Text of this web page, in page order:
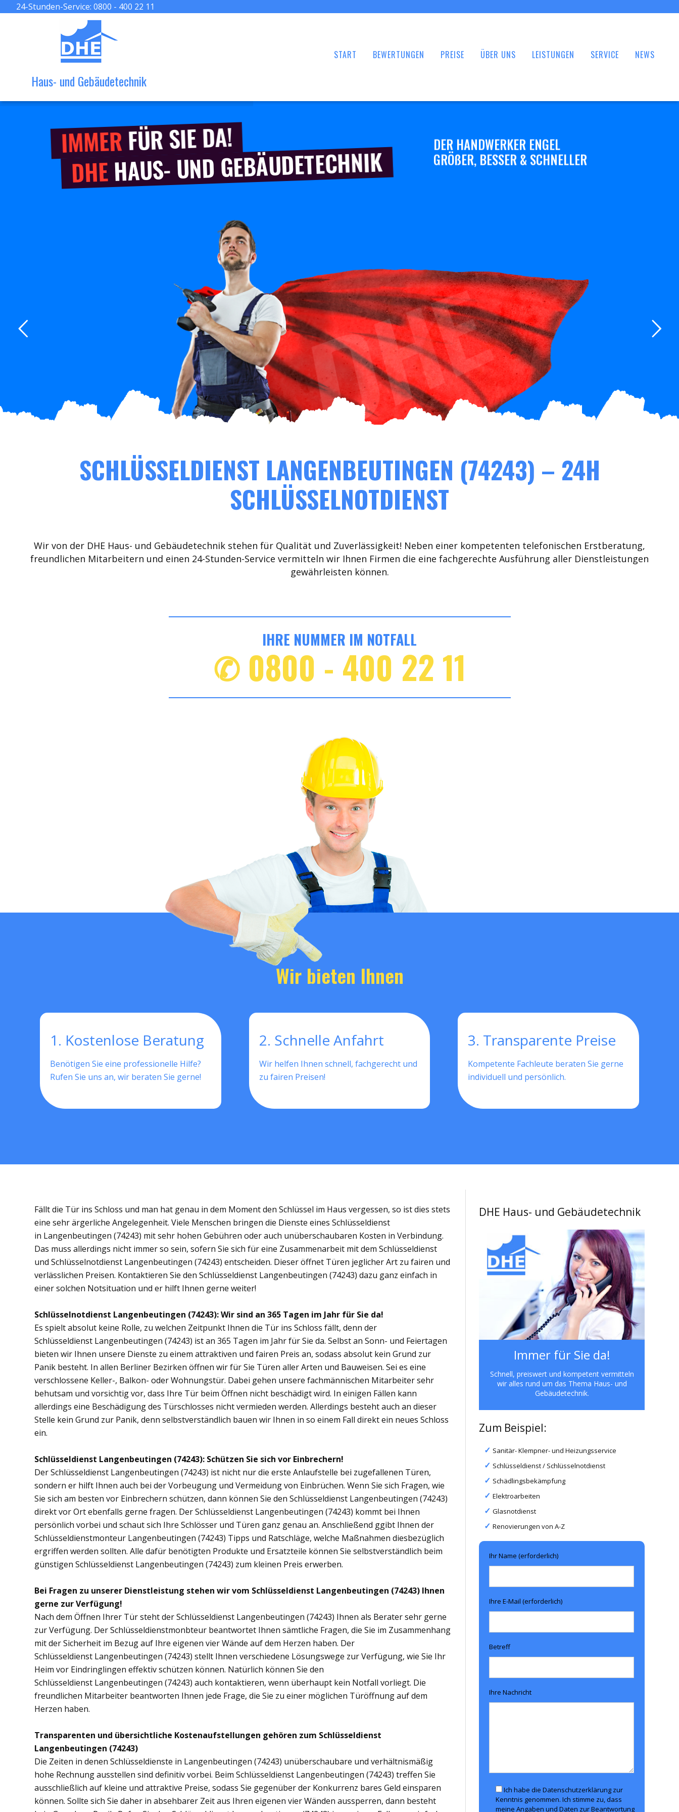
24-Stunden-Service: 0800 - 400 22 11
Haus- und Gebäudetechnik
START BEWERTUNGEN PREISE ÜBER UNS LEISTUNGEN SERVICE NEWS
IMMERFÜR SIE DA!
DHEHAUS- UND GEBÄUDETECHNIK
DER HANDWERKER ENGEL
GRÖßER, BESSER & SCHNELLER
SCHLÜSSELDIENST LANGENBEUTINGEN (74243) – 24H
SCHLÜSSELNOTDIENST
Wir von der DHE Haus- und Gebäudetechnik stehen für Qualität und Zuverlässigkeit! Neben einer kompetenten telefonischen Erstberatung,
freundlichen Mitarbeitern und einen 24-Stunden-Service vermitteln wir Ihnen Firmen die eine fachgerechte Ausführung aller Dienstleistungen
gewährleisten können.
IHRE NUMMER IM NOTFALL
✆ 0800 - 400 22 11
Wir bieten Ihnen
1. Kostenlose Beratung
Benötigen Sie eine professionelle Hilfe?
Rufen Sie uns an, wir beraten Sie gerne!
2. Schnelle Anfahrt
Wir helfen Ihnen schnell, fachgerecht und
zu fairen Preisen!
3. Transparente Preise
Kompetente Fachleute beraten Sie gerne
individuell und persönlich.
DHE Haus- und Gebäudetechnik
Immer für Sie da!
Schnell, preiswert und kompetent vermitteln
wir alles rund um das Thema Haus- und
Gebäudetechnik.
Zum Beispiel:
Sanitär- Klempner- und Heizungsservice
Schlüsseldienst / Schlüsselnotdienst
Schädlingsbekämpfung
Elektroarbeiten
Glasnotdienst
Renovierungen von A-Z
Ihr Name (erforderlich)
Ihre E-Mail (erforderlich)
Betreff
Ihre Nachricht
Ich habe die Datenschutzerklärung zur
Kenntnis genommen. Ich stimme zu, dass
meine Angaben und Daten zur Beantwortung
Fällt die Tür ins Schloss und man hat genau in dem Moment den Schlüssel im Haus vergessen, so ist dies stets
eine sehr ärgerliche Angelegenheit. Viele Menschen bringen die Dienste eines Schlüsseldienst
in Langenbeutingen (74243) mit sehr hohen Gebühren oder auch unüberschaubaren Kosten in Verbindung.
Das muss allerdings nicht immer so sein, sofern Sie sich für eine Zusammenarbeit mit dem Schlüsseldienst
und Schlüsselnotdienst Langenbeutingen (74243) entscheiden. Dieser öffnet Türen jeglicher Art zu fairen und
verlässlichen Preisen. Kontaktieren Sie den Schlüsseldienst Langenbeutingen (74243) dazu ganz einfach in
einer solchen Notsituation und er hilft Ihnen gerne weiter!
Schlüsselnotdienst Langenbeutingen (74243): Wir sind an 365 Tagen im Jahr für Sie da!
Es spielt absolut keine Rolle, zu welchen Zeitpunkt Ihnen die Tür ins Schloss fällt, denn der
Schlüsseldienst Langenbeutingen (74243) ist an 365 Tagen im Jahr für Sie da. Selbst an Sonn- und Feiertagen
bieten wir Ihnen unsere Dienste zu einem attraktiven und fairen Preis an, sodass absolut kein Grund zur
Panik besteht. In allen Berliner Bezirken öffnen wir für Sie Türen aller Arten und Bauweisen. Sei es eine
verschlossene Keller-, Balkon- oder Wohnungstür. Dabei gehen unsere fachmännischen Mitarbeiter sehr
behutsam und vorsichtig vor, dass Ihre Tür beim Öffnen nicht beschädigt wird. In einigen Fällen kann
allerdings eine Beschädigung des Türschlosses nicht vermieden werden. Allerdings besteht auch an dieser
Stelle kein Grund zur Panik, denn selbstverständlich bauen wir Ihnen in so einem Fall direkt ein neues Schloss
ein.
Schlüsseldienst Langenbeutingen (74243): Schützen Sie sich vor Einbrechern!
Der Schlüsseldienst Langenbeutingen (74243) ist nicht nur die erste Anlaufstelle bei zugefallenen Türen,
sondern er hilft Ihnen auch bei der Vorbeugung und Vermeidung von Einbrüchen. Wenn Sie sich Fragen, wie
Sie sich am besten vor Einbrechern schützen, dann können Sie den Schlüsseldienst Langenbeutingen (74243)
direkt vor Ort ebenfalls gerne fragen. Der Schlüsseldienst Langenbeutingen (74243) kommt bei Ihnen
persönlich vorbei und schaut sich Ihre Schlösser und Türen ganz genau an. Anschließend ggibt Ihnen der
Schlüsseldienstmonteur Langenbeutingen (74243) Tipps und Ratschläge, welche Maßnahmen diesbezüglich
ergriffen werden sollten. Alle dafür benötigten Produkte und Ersatzteile können Sie selbstverständlich beim
günstigen Schlüsseldienst Langenbeutingen (74243) zum kleinen Preis erwerben.
Bei Fragen zu unserer Dienstleistung stehen wir vom Schlüsseldienst Langenbeutingen (74243) Ihnen
gerne zur Verfügung!
Nach dem Öffnen Ihrer Tür steht der Schlüsseldienst Langenbeutingen (74243) Ihnen als Berater sehr gerne
zur Verfügung. Der Schlüsseldienstmonbteur beantwortet Ihnen sämtliche Fragen, die Sie im Zusammenhang
mit der Sicherheit im Bezug auf Ihre eigenen vier Wände auf dem Herzen haben. Der
Schlüsseldienst Langenbeutingen (74243) stellt Ihnen verschiedene Lösungswege zur Verfügung, wie Sie Ihr
Heim vor Eindringlingen effektiv schützen können. Natürlich können Sie den
Schlüsseldienst Langenbeutingen (74243) auch kontaktieren, wenn überhaupt kein Notfall vorliegt. Die
freundlichen Mitarbeiter beantworten Ihnen jede Frage, die Sie zu einer möglichen Türöffnung auf dem
Herzen haben.
Transparenten und übersichtliche Kostenaufstellungen gehören zum Schlüsseldienst
Langenbeutingen (74243)
Die Zeiten in denen Schlüsseldienste in Langenbeutingen (74243) unüberschaubare und verhältnismäßig
hohe Rechnung ausstellen sind definitiv vorbei. Beim Schlüsseldienst Langenbeutingen (74243) treffen Sie
ausschließlich auf kleine und attraktive Preise, sodass Sie gegenüber der Konkurrenz bares Geld einsparen
können. Sollte sich Sie daher in absehbarer Zeit aus Ihren eigenen vier Wänden aussperren, dann besteht